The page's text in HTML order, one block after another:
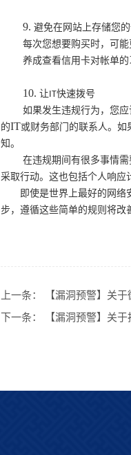
9. 避免在网站上存储您
每次您想要购买时，可
养成查看信用卡对帐单
10. 让IT快速拨号
如果发生违规行为，您
的IT或财务部门的联系人。
知。
在违规期间有很多事情
采取行动。这也包括个人响应
即使是世界上最好的网
步，遵循这些简单的规则将改
上一条：
【漏洞预警】关
下一条：
【漏洞预警】关